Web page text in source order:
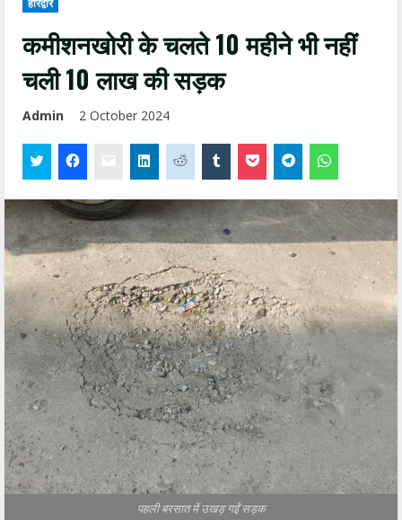
कमीशनखोरी के चलते 10 महीने भी नहीं
चली 10 लाख की सड़क
Admin 2 October 2024
पहली बरसात में उखड़ गईं सड़क